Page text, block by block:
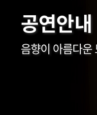
공연안내
음향이 아름다